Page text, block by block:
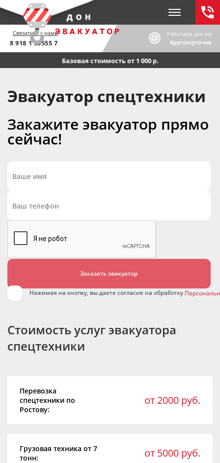
Связаться с нами
8 918 1 55555 7
Работаем для вас
Круглосуточно
Базовая стоимость от 1 000 р.
Эвакуатор спецтехники
Закажите эвакуатор прямо
сейчас!
Нажимая на кнопку, вы даете согласие на обработку
Стоимость услуг эвакуатора
спецтехники
Перевозка
спецтехники по
Ростову:
от 2000 руб.
Грузовая техника от 7
тонн:
от 5000 руб.